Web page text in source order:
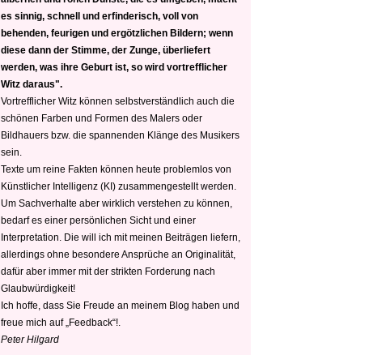
es sinnig, schnell und erfinderisch, voll von
behenden, feurigen und ergötzlichen Bildern; wenn
diese dann der Stimme, der Zunge, überliefert
werden, was ihre Geburt ist, so wird vortrefflicher
Witz daraus".
Vortrefflicher Witz können selbstverständlich auch die
schönen Farben und Formen des Malers oder
Bildhauers bzw. die spannenden Klänge des Musikers
sein.
Texte um reine Fakten können heute problemlos von
Künstlicher Intelligenz (KI) zusammengestellt werden.
Um Sachverhalte aber wirklich verstehen zu können,
bedarf es einer persönlichen Sicht und einer
Interpretation. Die will ich mit meinen Beiträgen liefern,
allerdings ohne besondere Ansprüche an Originalität,
dafür aber immer mit der strikten Forderung nach
Glaubwürdigkeit!
Ich hoffe, dass Sie Freude an meinem Blog haben und
freue mich auf „Feedback“!.
Peter Hilgard